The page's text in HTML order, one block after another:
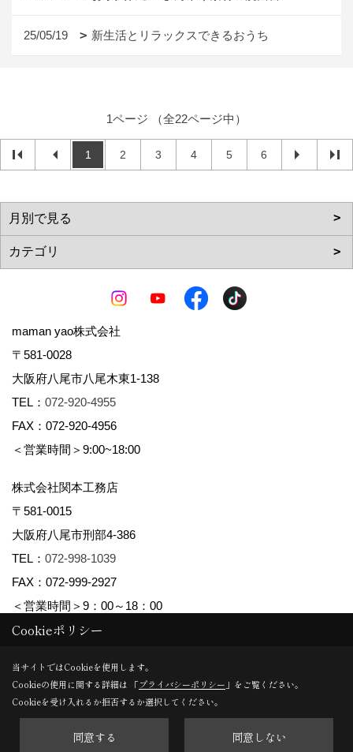
25/05/19 新生活とリラックスできるおうち
1ページ （全22ページ中）
1 2 3 4 5 6
maman yao株式会社
〒581-0028
大阪府八尾市八尾木東1-138
TEL： 072-920-4955
FAX：072-920-4956
＜営業時間＞9:00~18:00
株式会社関本工務店
〒581-0015
大阪府八尾市刑部4-386
TEL： 072-998-1039
FAX：072-999-2927
＜営業時間＞9：00～18：00
Copyright (c) maman yao株式会社関本工務店. All Rights Reserved.
Produced byゴデスクリエイト
Cookieポリシー
当サイトではCookieを使用します。
Cookieの使用に関する詳細は 「プライバシーポリシー 」をご覧ください。
Cookieを受け入れるか拒否するか選択してください。
同意する 同意しない